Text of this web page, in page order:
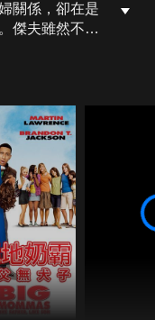
關係，卻在是
傑夫雖然不排
好友：事業有
棄舞者生涯的
共享寶寶」計